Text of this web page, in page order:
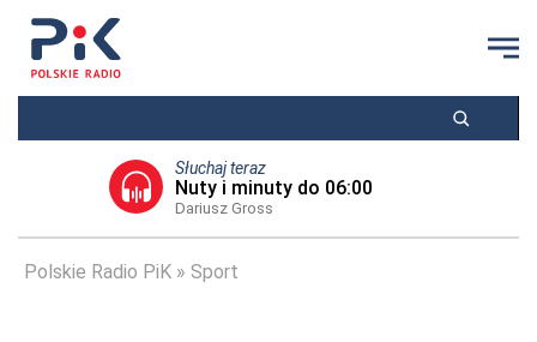
Słuchaj teraz
Nuty i minuty do 06:00
Dariusz Gross
Polskie Radio PiK Sport